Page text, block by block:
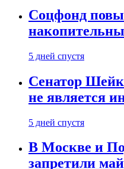
Соцфонд
5 дней спустя
Сенатор
не является
5 дней спустя
В Москве и
запретили